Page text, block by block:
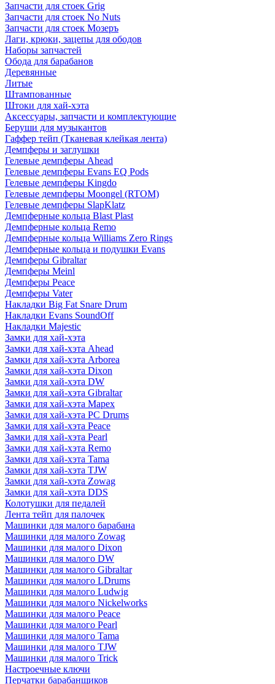
Запчасти для стоек Grig
Запчасти для стоек No Nuts
Запчасти для стоек Мозеръ
Лаги, крюки, зацепы для ободов
Наборы запчастей
Обода для барабанов
Деревянные
Литые
Штампованные
Штоки для хай-хэта
Аксессуары, запчасти и комплектующие
Беруши для музыкантов
Гаффер тейп (Тканевая клейкая лента)
Демпферы и заглушки
Гелевые демпферы Ahead
Гелевые демпферы Evans EQ Pods
Гелевые демпферы Kingdo
Гелевые демпферы Moongel (RTOM)
Гелевые демпферы SlapKlatz
Демпферные кольца Blast Plast
Демпферные кольца Remo
Демпферные кольца Williams Zero Rings
Демпферные кольца и подушки Evans
Демпферы Gibraltar
Демпферы Meinl
Демпферы Peace
Демпферы Vater
Накладки Big Fat Snare Drum
Накладки Evans SoundOff
Накладки Majestic
Замки для хай-хэта
Замки для хай-хэта Ahead
Замки для хай-хэта Arborea
Замки для хай-хэта Dixon
Замки для хай-хэта DW
Замки для хай-хэта Gibraltar
Замки для хай-хэта Mapex
Замки для хай-хэта PC Drums
Замки для хай-хэта Peace
Замки для хай-хэта Pearl
Замки для хай-хэта Remo
Замки для хай-хэта Tama
Замки для хай-хэта TJW
Замки для хай-хэта Zowag
Замки для хай-хэта DDS
Колотушки для педалей
Лента тейп для палочек
Машинки для малого барабана
Машинки для малого Zowag
Машинки для малого Dixon
Машинки для малого DW
Машинки для малого Gibraltar
Машинки для малого LDrums
Машинки для малого Ludwig
Машинки для малого Nickelworks
Машинки для малого Peace
Машинки для малого Pearl
Машинки для малого Tama
Машинки для малого TJW
Машинки для малого Trick
Настроечные ключи
Перчатки барабанщиков